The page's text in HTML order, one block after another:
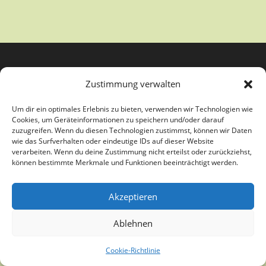
Zustimmung verwalten
Um dir ein optimales Erlebnis zu bieten, verwenden wir Technologien wie
Cookies, um Geräteinformationen zu speichern und/oder darauf
zuzugreifen. Wenn du diesen Technologien zustimmst, können wir Daten
wie das Surfverhalten oder eindeutige IDs auf dieser Website
verarbeiten. Wenn du deine Zustimmung nicht erteilst oder zurückziehst,
können bestimmte Merkmale und Funktionen beeinträchtigt werden.
Akzeptieren
Ablehnen
Cookie-Richtlinie
Copyright Kunstverein Paderborn e.V. - Theme by OceanWP